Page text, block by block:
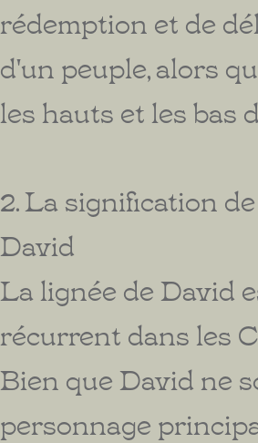
rédemption et de
d'un peuple, alors
les hauts et les bas
2. La signification
David
La lignée de David
récurrent dans les
Bien que David ne
personnage